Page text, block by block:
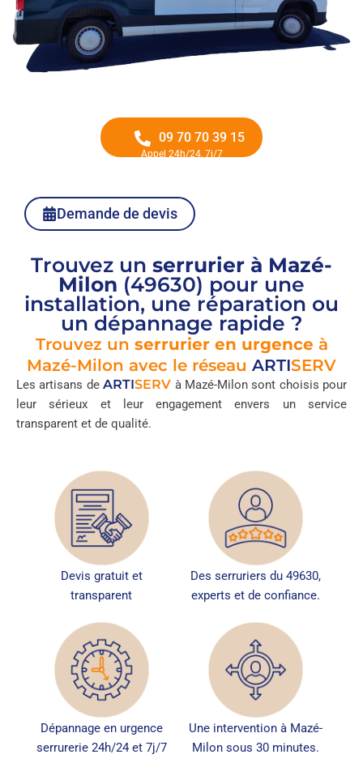
09 70 70 39 15
Appel 24h/24, 7j/7
Demande de devis
Trouvez un serrurier à Mazé-
Milon (49630) pour une
installation, une réparation ou
un dépannage rapide ?
Trouvez un serrurier en urgence à
Mazé-Milon avec le réseau ARTISERV
Les artisans deARTISERV à Mazé-Milon sont choisis pour
leur sérieux et leur engagement envers un service
transparent et de qualité.
Devis gratuit et
transparent
Des serruriers du 49630,
experts et de confiance.
Dépannage en urgence
serrurerie 24h/24 et 7j/7
Une intervention à Mazé-
Milon sous 30 minutes.